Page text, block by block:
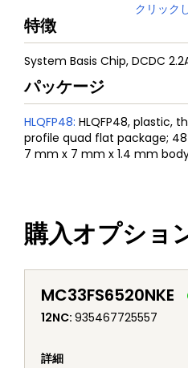
クリック
特徴
System Basis Chip, DCDC
パッケージ
HLQFP48: HLQFP48, plastic,
profile quad flat package;
7 mm x 7 mm x 1.4 mm
購入オプショ
MC33FS6520NKE
12NC: 935467725557
詳細